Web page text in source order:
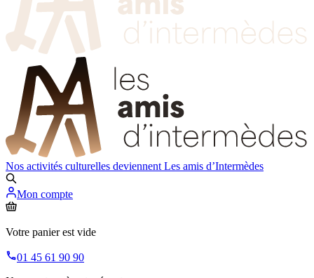
Nos activités culturelles deviennent Les amis d’Intermèdes
Mon compte
Votre panier est vide
01 45 61 90 90